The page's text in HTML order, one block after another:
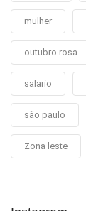
mulher
outubro rosa
salario
são paulo
Zona leste